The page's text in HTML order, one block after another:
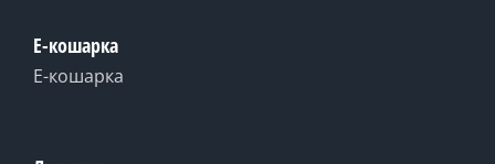
Е-кошарка
Е-кошарка